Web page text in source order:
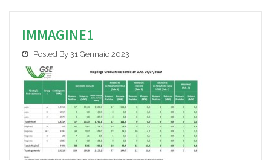
IMMAGINE1
Posted By 31 Gennaio 2023